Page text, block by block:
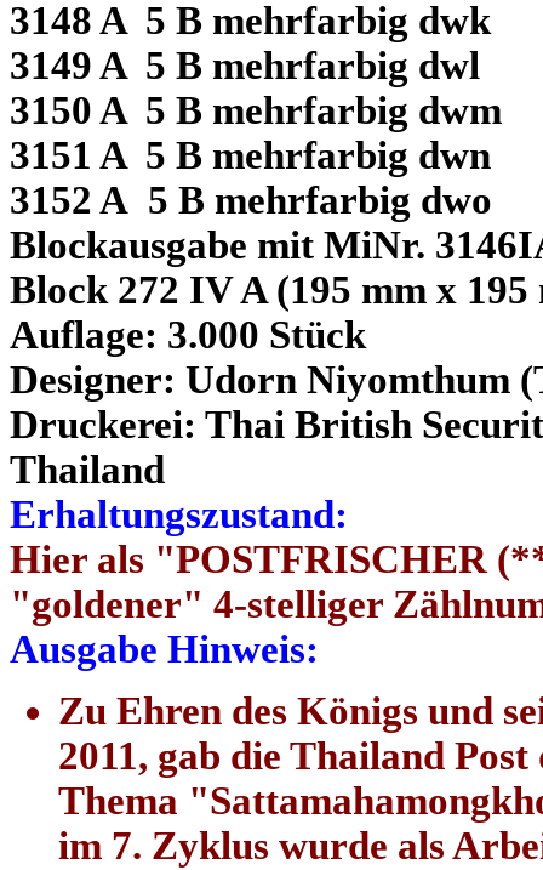
3148 A 5 B mehrfarbig dwk
3149 A 5 B mehrfarbig dwl
3150 A 5 B mehrfarbig dwm
3151 A 5 B mehrfarbig dwn
3152 A 5 B mehrfarbig dwo
Blockausgabe mit MiNr.
Block 272 IV A (195 mm x 195
Auflage: 3.000 Stück
Designer: Udorn Niyomthum
Druckerei: Thai British
Thailand
Erhaltungszustand:
Hier als "POSTFRISCHER
"goldener" 4-stelliger
Ausgabe Hinweis:
Zu Ehren des Königs und
2011, gab die Thailand
Thema
im 7. Zyklus wurde als